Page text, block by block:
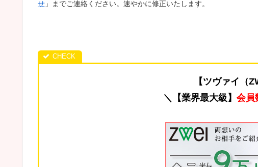
せ 」までご連絡ください。速やかに修正いたします。
【ツヴァイ（
＼【業界最大級】 会員